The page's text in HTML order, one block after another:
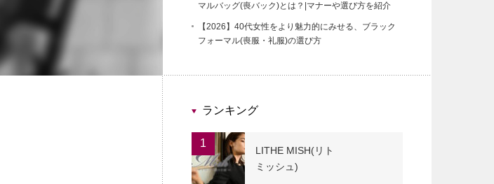
マルバッグ(喪バック)とは？|マナーや選び方を紹介
【2026】40代女性をより魅力的にみせる、ブラック
フォーマル(喪服・礼服)の選び方
ランキング
1
LITHE MISH(リト
ミッシュ)